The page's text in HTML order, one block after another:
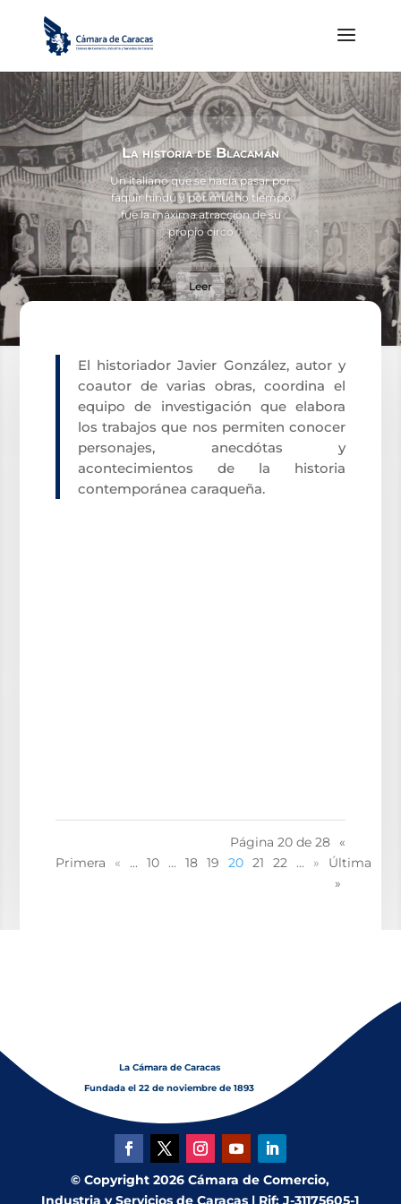
La historia de Blacamán
Un italiano que se hacía pasar por
faquir hindú y por mucho tiempo
fue la máxima atracción de su
propio circo
Leer
El historiador Javier González, autor y
coautor de varias obras, coordina el
equipo de investigación que elabora
los trabajos que nos permiten conocer
personajes, anecdótas y
acontecimientos de la historia
contemporánea caraqueña.
Página 20 de 28
«
Primera
« ... 10 ... 18 19 20 21 22 ... »
Última
»
La Cámara de Caracas
Fundada el 22 de noviembre de 1893
© Copyright 2026 Cámara de Comercio,
Industria y Servicios de Caracas | Rif: J-31175605-1